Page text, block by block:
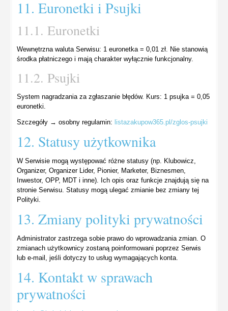
11. Euronetki i Psujki
11.1. Euronetki
Wewnętrzna waluta Serwisu: 1 euronetka = 0,01 zł. Nie stanowią
środka płatniczego i mają charakter wyłącznie funkcjonalny.
11.2. Psujki
System nagradzania za zgłaszanie błędów. Kurs: 1 psujka = 0,05
euronetki.
Szczegóły → osobny regulamin: listazakupow365.pl/zglos-psujki
12. Statusy użytkownika
W Serwisie mogą występować różne statusy (np. Klubowicz,
Organizer, Organizer Lider, Pionier, Marketer, Biznesmen,
Inwestor, OPP, MDT i inne). Ich opis oraz funkcje znajdują się na
stronie Serwisu. Statusy mogą ulegać zmianie bez zmiany tej
Polityki.
13. Zmiany polityki prywatności
Administrator zastrzega sobie prawo do wprowadzania zmian. O
zmianach użytkownicy zostaną poinformowani poprzez Serwis
lub e-mail, jeśli dotyczy to usług wymagających konta.
14. Kontakt w sprawach
prywatności